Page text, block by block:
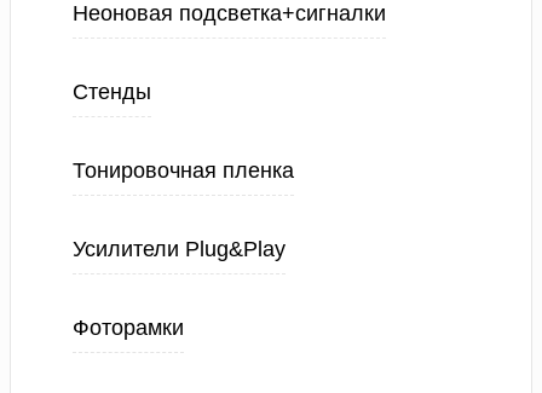
Неоновая подсветка+сигналки
Стенды
Тонировочная пленка
Усилители Plug&Play
Фоторамки